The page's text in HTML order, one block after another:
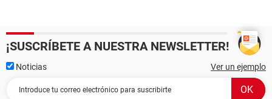
¡SUSCRÍBETE A NUESTRA NEWSLETTER!
Noticias Ver un ejemplo